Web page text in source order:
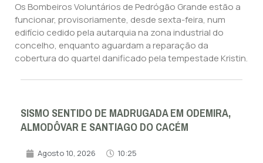
Os Bombeiros Voluntários de Pedrógão Grande estão a
funcionar, provisoriamente, desde sexta-feira, num
edifício cedido pela autarquia na zona industrial do
concelho, enquanto aguardam a reparação da
cobertura do quartel danificado pela tempestade Kristin.
SISMO SENTIDO DE MADRUGADA EM ODEMIRA,
ALMODÔVAR E SANTIAGO DO CACÉM
Agosto 10, 2026 10:25